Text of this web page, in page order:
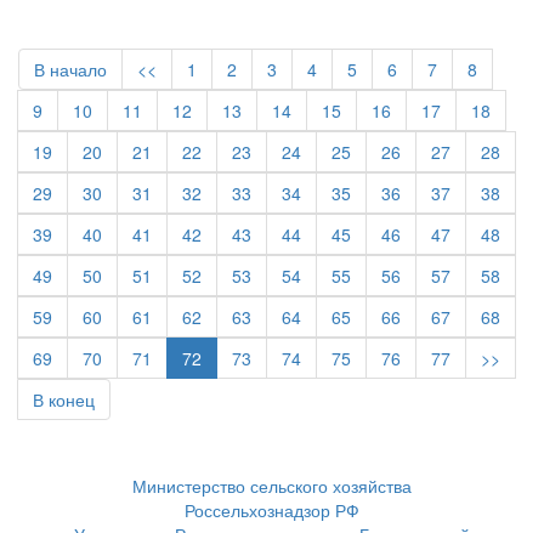
В начало << 1 2 3 4 5 6 7
8
9
10 11 12 13 14 15 16 17
18
19
20 21 22 23 24 25 26 27
28
29
30 31 32 33 34 35 36 37
38
39
40 41 42 43 44 45 46 47
48
49
50 51 52 53 54 55 56 57
58
59
60 61 62 63 64 65 66 67
68
69
70 71 72 73 74 75 76 77
>>
В конец
Министерство сельского хозяйства
Россельхознадзор РФ